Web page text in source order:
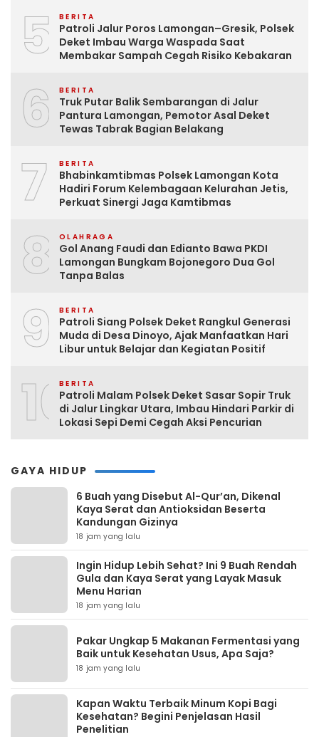
5 BERITA
Patroli Jalur Poros Lamongan–Gresik, Polsek
Deket Imbau Warga Waspada Saat
Membakar Sampah Cegah Risiko Kebakaran
6 BERITA
Truk Putar Balik Sembarangan di Jalur
Pantura Lamongan, Pemotor Asal Deket
Tewas Tabrak Bagian Belakang
7 BERITA
Bhabinkamtibmas Polsek Lamongan Kota
Hadiri Forum Kelembagaan Kelurahan Jetis,
Perkuat Sinergi Jaga Kamtibmas
8 OLAHRAGA
Gol Anang Faudi dan Edianto Bawa PKDI
Lamongan Bungkam Bojonegoro Dua Gol
Tanpa Balas
9 BERITA
Patroli Siang Polsek Deket Rangkul Generasi
Muda di Desa Dinoyo, Ajak Manfaatkan Hari
Libur untuk Belajar dan Kegiatan Positif
10BERITA
Patroli Malam Polsek Deket Sasar Sopir Truk
di Jalur Lingkar Utara, Imbau Hindari Parkir di
Lokasi Sepi Demi Cegah Aksi Pencurian
GAYA HIDUP
6 Buah yang Disebut Al-Qur’an, Dikenal
Kaya Serat dan Antioksidan Beserta
Kandungan Gizinya
18 jam yang lalu
Ingin Hidup Lebih Sehat? Ini 9 Buah Rendah
Gula dan Kaya Serat yang Layak Masuk
Menu Harian
18 jam yang lalu
Pakar Ungkap 5 Makanan Fermentasi yang
Baik untuk Kesehatan Usus, Apa Saja?
18 jam yang lalu
Kapan Waktu Terbaik Minum Kopi Bagi
Kesehatan? Begini Penjelasan Hasil
Penelitian